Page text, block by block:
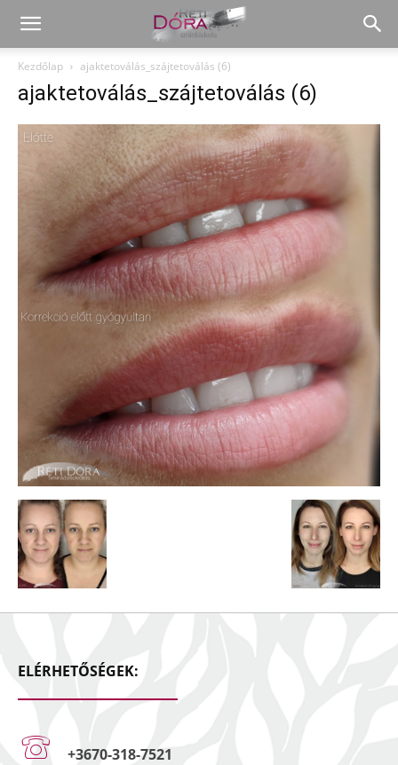
Kezdőlap ajaktetoválás_szájtetoválás (6)
ajaktetoválás_szájtetoválás (6)
ELÉRHETŐSÉGEK:
+3670-318-7521